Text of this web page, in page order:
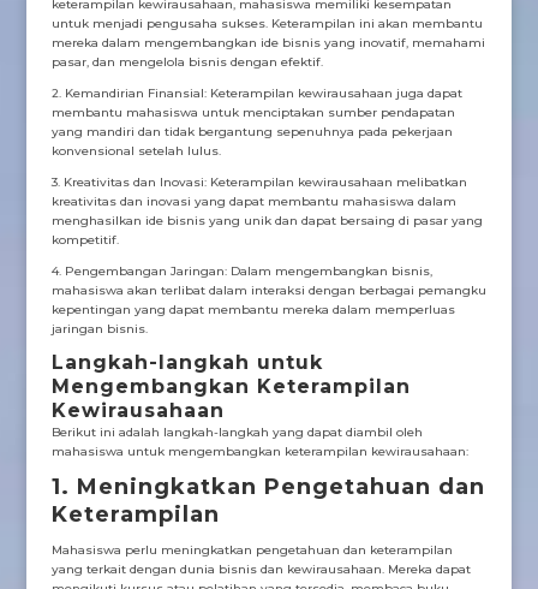
keterampilan kewirausahaan, mahasiswa memiliki kesempatan
untuk menjadi pengusaha sukses. Keterampilan ini akan membantu
mereka dalam mengembangkan ide bisnis yang inovatif, memahami
pasar, dan mengelola bisnis dengan efektif.
2. Kemandirian Finansial: Keterampilan kewirausahaan juga dapat
membantu mahasiswa untuk menciptakan sumber pendapatan
yang mandiri dan tidak bergantung sepenuhnya pada pekerjaan
konvensional setelah lulus.
3. Kreativitas dan Inovasi: Keterampilan kewirausahaan melibatkan
kreativitas dan inovasi yang dapat membantu mahasiswa dalam
menghasilkan ide bisnis yang unik dan dapat bersaing di pasar yang
kompetitif.
4. Pengembangan Jaringan: Dalam mengembangkan bisnis,
mahasiswa akan terlibat dalam interaksi dengan berbagai pemangku
kepentingan yang dapat membantu mereka dalam memperluas
jaringan bisnis.
Langkah-langkah untuk
Mengembangkan Keterampilan
Kewirausahaan
Berikut ini adalah langkah-langkah yang dapat diambil oleh
mahasiswa untuk mengembangkan keterampilan kewirausahaan:
1. Meningkatkan Pengetahuan dan
Keterampilan
Mahasiswa perlu meningkatkan pengetahuan dan keterampilan
yang terkait dengan dunia bisnis dan kewirausahaan. Mereka dapat